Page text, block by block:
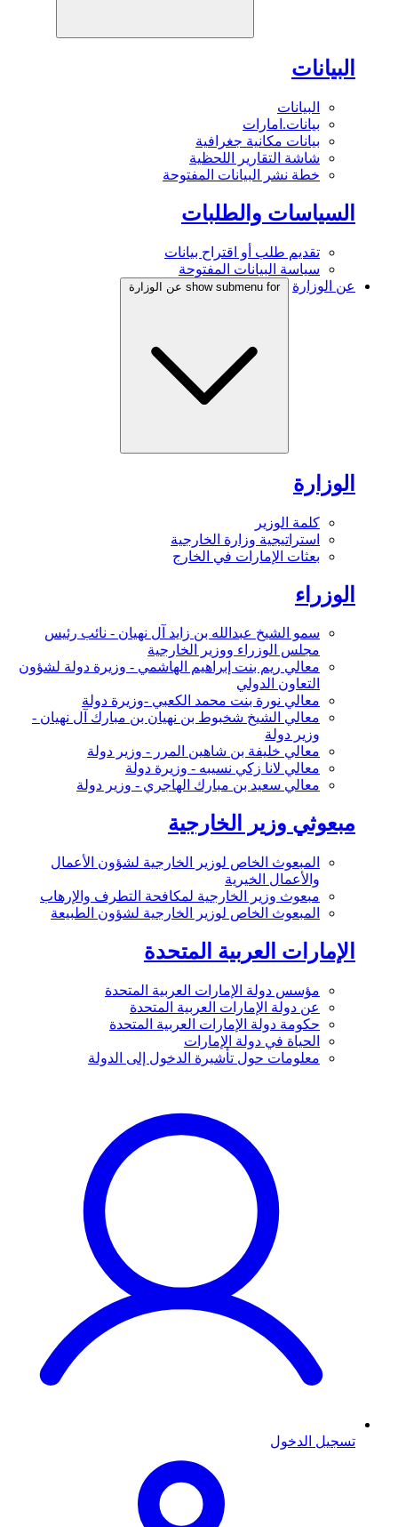
البيانات
البيانات
بيانات.امارات
بيانات مكانية جغرافية
شاشة التقارير اللحظية
خطة نشر البيانات المفتوحة
السياسات والطلبات
تقديم طلب أو اقتراح بيانات
سياسة البيانات المفتوحة
عن الوزارة
show submenu for عن الوزارة
الوزارة
كلمة الوزير
استراتيجية وزارة الخارجية
بعثات الإمارات في الخارج
الوزراء
سمو الشيخ عبدالله بن زايد آل نهيان - نائب رئيس
مجلس الوزراء ووزير الخارجية
معالي ريم بنت إبراهيم الهاشمي - وزيرة دولة لشؤون
التعاون الدولي
معالي نورة بنت محمد الكعبي -وزيرة دولة
معالي الشيخ شخبوط بن نهيان بن مبارك آل نهيان -
وزير دولة
معالي خليفة بن شاهين المرر - وزير دولة
معالي لانا زكي نسيبه - وزيرة دولة
معالي سعيد بن مبارك الهاجري - وزير دولة
مبعوثي وزير الخارجية
المبعوث الخاص لوزير الخارجية لشؤون الأعمال
والأعمال الخيرية
مبعوث وزير الخارجية لمكافحة التطرف والإرهاب
المبعوث الخاص لوزير الخارجية لشؤون الطبيعة
الإمارات العربية المتحدة
مؤسس دولة الإمارات العربية المتحدة
عن دولة الإمارات العربية المتحدة
حكومة دولة الإمارات العربية المتحدة
الحياة في دولة الإمارات
معلومات حول تأشيرة الدخول إلى الدولة
تسجيل الدخول